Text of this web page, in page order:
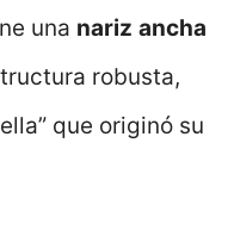
una nariz ancha
robusta,
que originó su